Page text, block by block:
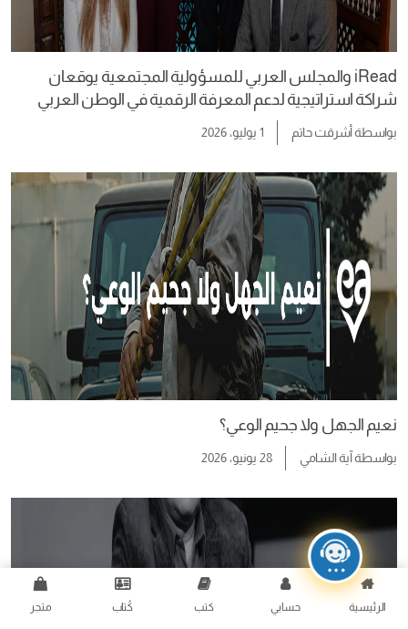
iRead والمجلس العربي للمسؤولية المجتمعية يوقعان
شراكة استراتيجية لدعم المعرفة الرقمية في الوطن العربي
بواسطةأشرقت حاتم 1 يوليو، 2026
نعيم الجهل ولا جحيم الوعي؟
بواسطةآية الشامي 28 يونيو، 2026
الرئيسية حسابي كتب كُتاب متجر